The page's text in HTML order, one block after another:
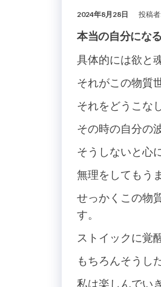
2024年8月28日 投稿者:
本当の自分にな
具体的には欲と
それがこの物質
それをどうこな
その時の自分の
そうしないと心
無理をしてもう
せっかくこの物
す。
ストイックに覚
もちろんそうし
私は楽しんでい